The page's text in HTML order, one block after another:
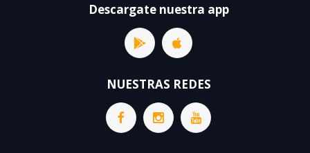
Descargate nuestra app
NUESTRAS REDES